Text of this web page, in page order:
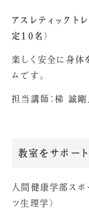
アスレティックト
定10名）
楽しく安全に身体
ムです。
担当講師：梯 誠剛
教室をサポー
人間健康学部ス
ツ生理学）